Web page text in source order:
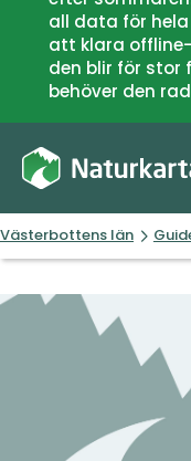
all data för
att klara
den blir för stor
behöver den
Västerbottens län